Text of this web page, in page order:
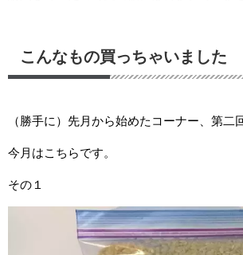
こんなもの買っちゃいました
（勝手に）先月から始めたコーナー、第二
今月はこちらです。
その１